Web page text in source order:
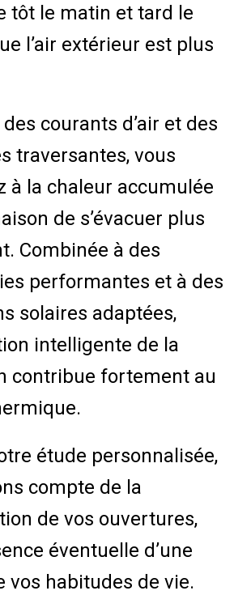
tôt le matin et tard le
l’air extérieur est plus
courants d’air et des
traversantes, vous
à la chaleur accumulée
de s’évacuer plus
Combinée à des
performantes et à des
solaires adaptées,
intelligente de la
contribue fortement au
étude personnalisée,
compte de la
de vos ouvertures,
éventuelle d’une
vos habitudes de vie.